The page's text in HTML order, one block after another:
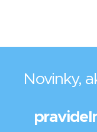
Novinky,